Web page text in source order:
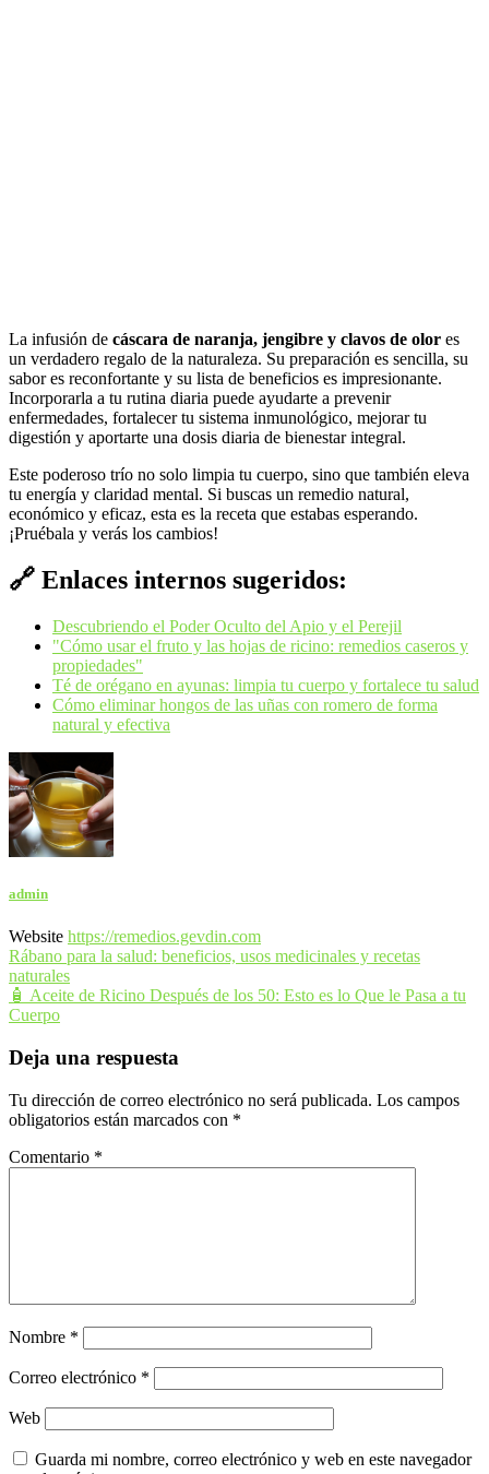
La infusión de cáscara de naranja, jengibre y clavos de olor es
un verdadero regalo de la naturaleza. Su preparación es sencilla, su
sabor es reconfortante y su lista de beneficios es impresionante.
Incorporarla a tu rutina diaria puede ayudarte a prevenir
enfermedades, fortalecer tu sistema inmunológico, mejorar tu
digestión y aportarte una dosis diaria de bienestar integral.
Este poderoso trío no solo limpia tu cuerpo, sino que también eleva
tu energía y claridad mental. Si buscas un remedio natural,
económico y eficaz, esta es la receta que estabas esperando.
¡Pruébala y verás los cambios!
🔗 Enlaces internos sugeridos:
Descubriendo el Poder Oculto del Apio y el Perejil
"Cómo usar el fruto y las hojas de ricino: remedios caseros y
propiedades"
Té de orégano en ayunas: limpia tu cuerpo y fortalece tu salud
Cómo eliminar hongos de las uñas con romero de forma
natural y efectiva
admin
Website https://remedios.gevdin.com
Navegación
de
entradas
Rábano para la salud: beneficios, usos medicinales y recetas
naturales
🧴 Aceite de Ricino Después de los 50: Esto es lo Que le Pasa a tu
Cuerpo
Deja una respuesta
Tu dirección de correo electrónico no será publicada. Los campos
obligatorios están marcados con *
Comentario *
Nombre *
Correo electrónico *
Web
Guarda mi nombre, correo electrónico y web en este navegador